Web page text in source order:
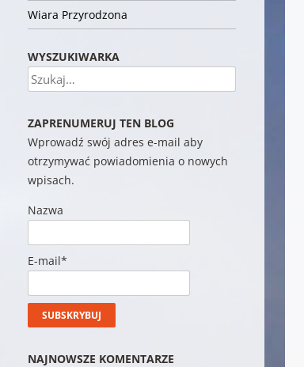
Wiara Przyrodzona
WYSZUKIWARKA
Szukaj
ZAPRENUMERUJ TEN BLOG
Wprowadź swój adres e-mail aby
otrzymywać powiadomienia o nowych
wpisach.
Nazwa
E-mail*
NAJNOWSZE KOMENTARZE